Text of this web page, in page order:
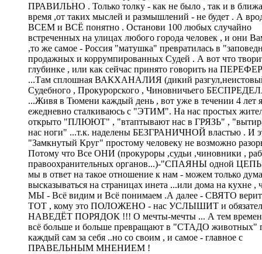
ПРАВИЛЬНО . Только толку - как не было , так и в
время ,от таких мыслей и размышлений - не будет . А
ВСЕМ и ВСЁ понятно . Останови 100 любых случайно
встреченных на улицах любого города человек , и они
,то же самое - Россия "матушка" превратилась в
продажных и коррумпированных Судей . А вот что
глубинке , или как сейчас принято говорить на
...Там сплошная ВАКХАНАЛИЯ (дикий
Судебного , Прокурорского , Чиновничьего
...Живя в Тюмени каждый день , вот уже в течении 4 лет я
ежедневно сталкиваюсь с "ЭТИМ". На нас простых
открыто "ПЛЮЮТ" , "втаптывают нас в ГРЯЗЬ" ,
нас ноги" ...т.к. наделены БЕЗГРАНИЧНОЙ властью . И
"Замкнутый Круг" простому человеку не возможно
Потому что Все ОНИ (прокуроры ,судьи ,чиновники ,
правоохранительных органов...)-"СПАЯНЫ одной
мы в ответ на такое отношение к нам - можем только
высказываться на страницах инета ...или дома на кухне ,
МЫ - Всё видим и Всё понимаем .А далее - СВЯТО
ТОТ , кому это ПОЛОЖЕНО - нас УСЛЫШИТ и
НАВЕДЁТ ПОРЯДОК !!! О мечты-мечты ... А тем
всё больше и больше превращают в "СТАДО животных"
каждый сам за себя ..но со своим , и самое - главное с
ПРАВЕЛЬНЫМ МНЕНИЕМ !